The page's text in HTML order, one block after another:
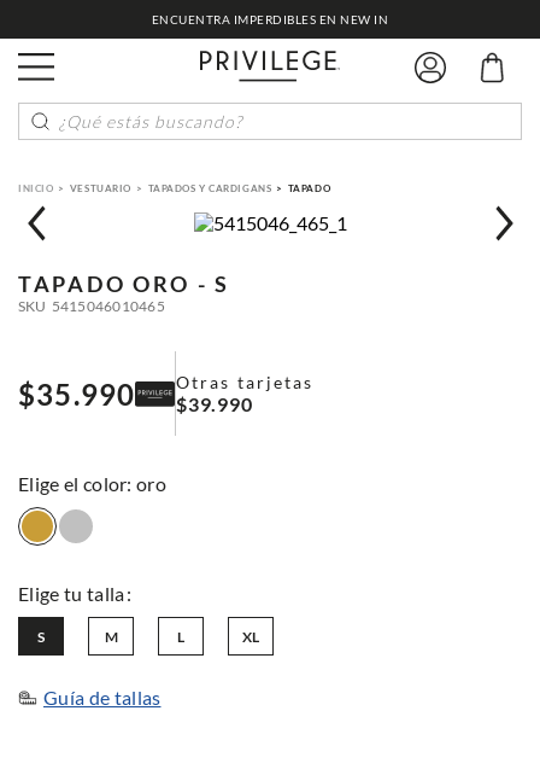
ENCUENTRA IMPERDIBLES EN NEW IN
¿Qué estás buscando?
VESTUARIO TAPADOS Y CARDIGANS TAPADO
TAPADO ORO - S
SKU 5415046010465
$35.990 Otras tarjetas
$39.990
: oro
L
M
S XL
Guía de tallas